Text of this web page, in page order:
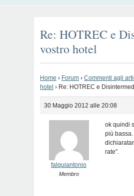
Re: HOTREC e
vostro hotel
Home › Forum › Commenti agli
hotel › Re: HOTREC e
30 Maggio 2012 alle 20:08
falquiantonio
Membro
ok quindi
più
rate”.